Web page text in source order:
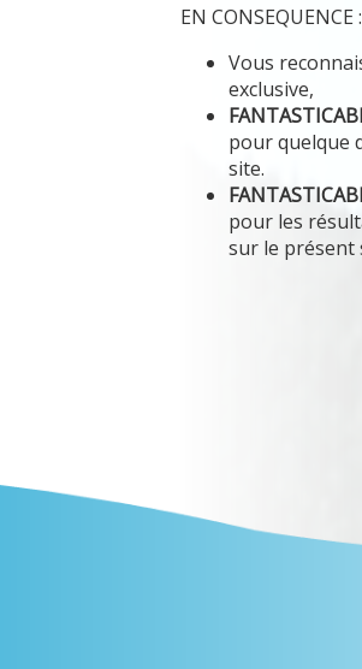
EN CONSEQUENCE :
Vous
exclusive,
pour quelque
site.
pour les
sur le présent